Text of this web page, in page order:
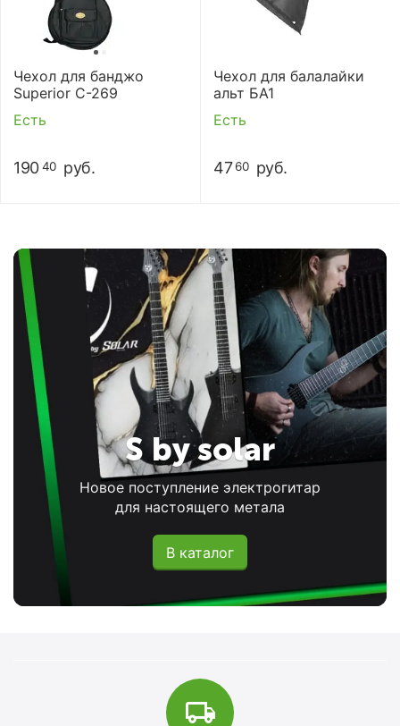
Чехол для банджо
Superior C-269
Есть
190 40 руб.
Чехол для балалайки
альт БА1
Есть
47 60 руб.
S by solar
Новое поступление электрогитар
для настоящего метала
В каталог